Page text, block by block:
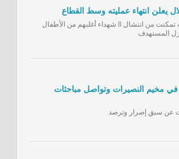
الدفاع المدني في غزة أعلن أن طواقمه تمكنت من انتشال 8 شهداء أغلبهم من الأطفال
المستهدف
الـ244.. مجزرة في مخيم النصيرات وتواصل مباحثات
عن سبق إصرار وترصد